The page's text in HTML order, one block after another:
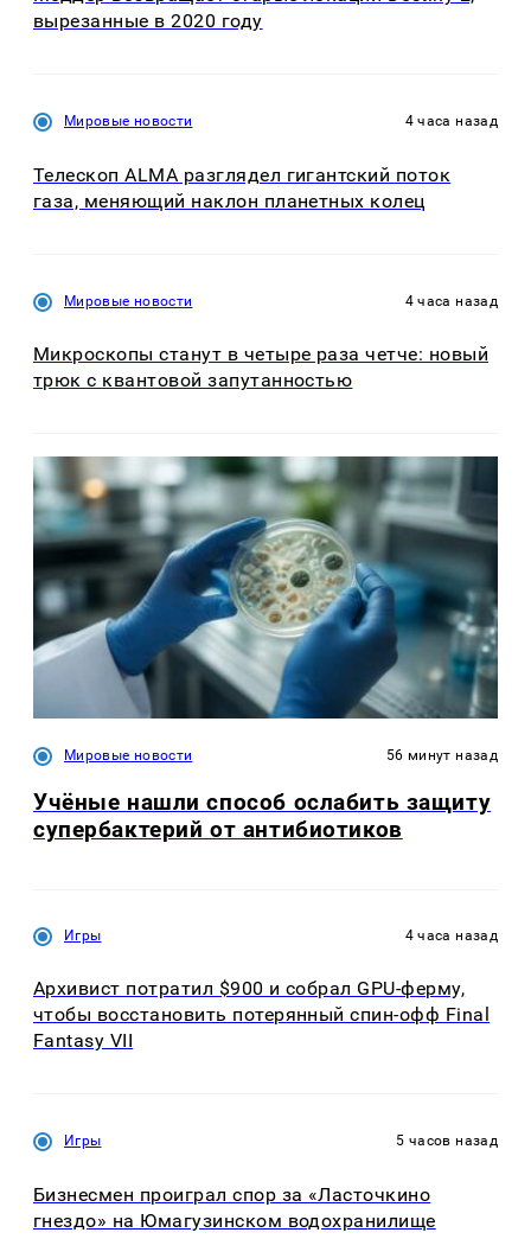
вырезанные в 2020 году
Мировые новости 4 часа назад
Телескоп ALMA разглядел гигантский поток
газа, меняющий наклон планетных колец
Мировые новости 4 часа назад
Микроскопы станут в четыре раза четче: новый
трюк с квантовой запутанностью
Мировые новости 56 минут назад
Учёные нашли способ ослабить защиту
супербактерий от антибиотиков
Игры 4 часа назад
Архивист потратил $900 и собрал GPU-ферму,
чтобы восстановить потерянный спин-офф Final
Fantasy VII
Игры 5 часов назад
Бизнесмен проиграл спор за «Ласточкино
гнездо» на Юмагузинском водохранилище